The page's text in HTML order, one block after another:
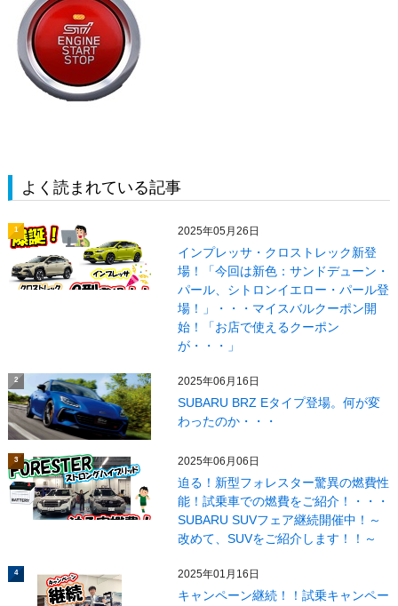
よく読まれている記事
1 2025年05月26日
インプレッサ・クロストレック新登
場！「今回は新色：サンドデューン・
パール、シトロンイエロー・パール登
場！」・・・マイスバルクーポン開
始！「お店で使えるクーポン
が・・・」
2 2025年06月16日
SUBARU BRZ Eタイプ登場。何が変
わったのか・・・
3 2025年06月06日
迫る！新型フォレスター驚異の燃費性
能！試乗車での燃費をご紹介！・・・
SUBARU SUVフェア継続開催中！～
改めて、SUVをご紹介します！！～
4 2025年01月16日
キャンペーン継続！！試乗キャンペー